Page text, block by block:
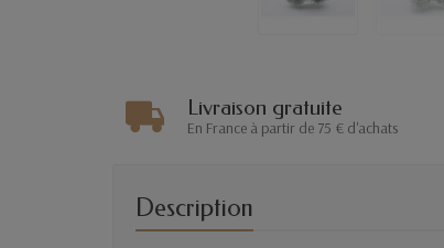
Livraison gratuite
En France à partir de 75 € d'achats
Description